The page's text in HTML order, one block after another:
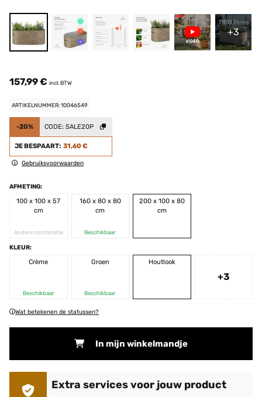
+3
157,99 € incl. BTW
ARTIKELNUMMER: 10046549
-20% CODE: SALE20P
JE BESPAART: 31,60 €
Gebruiksvoorwaarden
AFMETING:
100 x 100 x 57
cm
Andere combinatie
160 x 80 x 80
cm
Beschikbaar
200 x 100 x 80
cm
KLEUR:
Crème
Beschikbaar
Groen
Beschikbaar
Houtlook
+3
Wat betekenen de statussen?
In mijn winkelmandje
Extra services voor jouw product